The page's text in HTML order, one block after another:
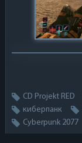
CD Projekt RED
киберпанк
Cyberpunk 2077